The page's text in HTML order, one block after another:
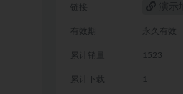
链接
有效期 永久有效
累计销量 1523
累计下载 1